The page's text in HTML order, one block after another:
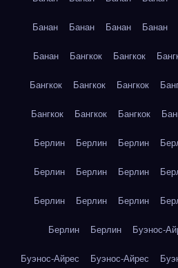
Банан Банан Банан Банан
Банан Бангкок Бангкок
Бангкок Бангкок Бангкок
Бангкок Бангкок Бангкок
Берлин Берлин Берлин
Берлин Берлин Берлин
Берлин Берлин Берлин
Берлин Берлин Буэнос-
Буэнос-Айрес Буэнос-Айрес